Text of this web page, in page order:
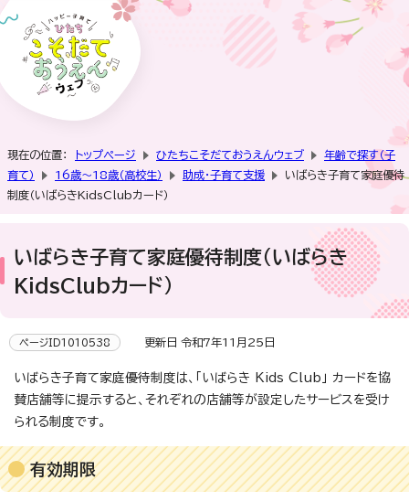
現在の位置： トップページ ひたちこそだておうえんウェブ
年齢で探す（子
育て）
16歳～18歳（高校生） 助成・子育て支援
いばらき子育て家庭優待
制度（いばらきKidsClubカード）
いばらき子育て家庭優待制度（いばらき
KidsClubカード）
ページID1010538 更新日 令和7年11月25日
いばらき子育て家庭優待制度は、「いばらき Kids Club」 カードを協
賛店舗等に提示すると、それぞれの店舗等が設定したサービスを受け
られる制度です。
有効期限